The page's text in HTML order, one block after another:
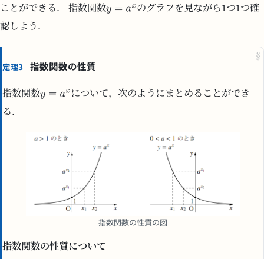
ことができる． 指数関数
のグラフを見ながら1つ1つ確
認しよう．
§
定理3 指数関数の性質
指数関数
について，次のようにまとめることができ
る．
指数関数の性質の図
指数関数の性質について